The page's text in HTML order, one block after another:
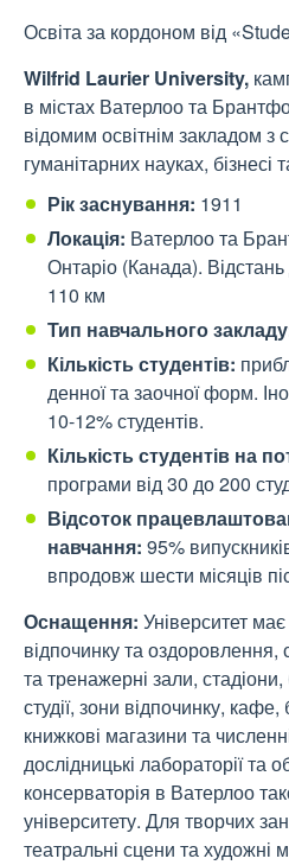
Освіта за кордоном від
Wilfrid Laurier University,
в містах Ватерлоо та
відомим освітнім закладом
гуманітарних науках, бізнесі
Рік заснування: 1911
Локація: Ватерлоо та
Онтаріо (Канада).
110 км
Тип навчального
Кількість студентів:
денної та заочної форм.
10-12% студентів.
Кількість студентів на
програми від 30 до 200
Відсоток
навчання: 95%
впродовж шести місяців
Оснащення: Університет
відпочинку та
та тренажерні зали,
студії, зони відпочинку, кафе,
книжкові магазини та
дослідницькі лабораторії та
консерваторія в Ватерлоо
університету. Для творчих
театральні сцени та художні